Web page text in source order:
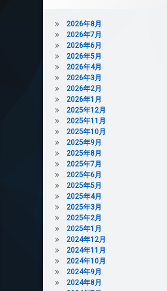
2026年8月
2026年7月
2026年6月
2026年5月
2026年4月
2026年3月
2026年2月
2026年1月
2025年12月
2025年11月
2025年10月
2025年9月
2025年8月
2025年7月
2025年6月
2025年5月
2025年4月
2025年3月
2025年2月
2025年1月
2024年12月
2024年11月
2024年10月
2024年9月
2024年8月